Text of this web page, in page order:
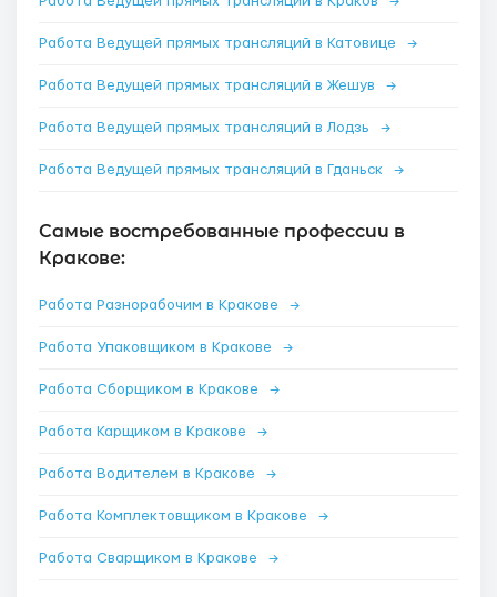
Работа Ведущей прямых трансляций в Катовице →
Работа Ведущей прямых трансляций в Жешув →
Работа Ведущей прямых трансляций в Лодзь →
Работа Ведущей прямых трансляций в Гданьск →
Самые востребованные профессии в
Кракове:
Работа Разнорабочим в Кракове →
Работа Упаковщиком в Кракове →
Работа Сборщиком в Кракове →
Работа Карщиком в Кракове →
Работа Водителем в Кракове →
Работа Комплектовщиком в Кракове →
Работа Сварщиком в Кракове →